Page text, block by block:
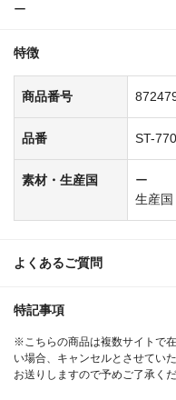
ー
特徴
商品番号
品番 ST-
素材・生産国
ー
生産国
よくあるご質問
特記事項
※こちらの商品は複数サイトで
い場合、キャンセルとさせてい
お送りしますので予めご了承くだ